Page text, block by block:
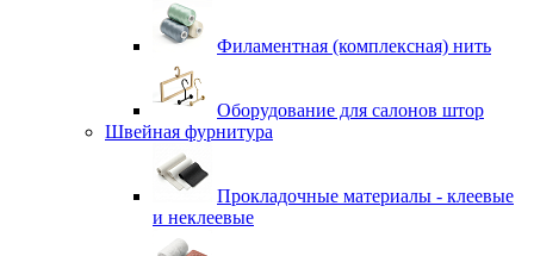
Филаментная (комплексная) нить
Оборудование для салонов штор
Швейная фурнитура
Прокладочные материалы - клеевые
и неклеевые